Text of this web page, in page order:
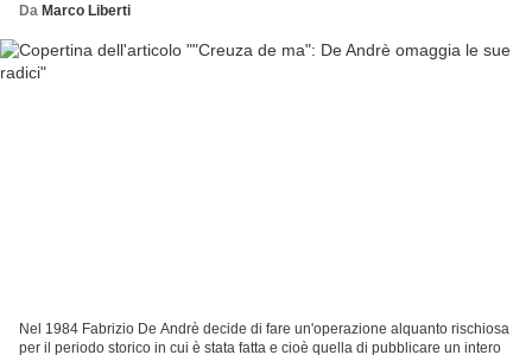
Da Marco Liberti
Nel 1984 Fabrizio De Andrè decide di fare un'operazione alquanto rischiosa
per il periodo storico in cui è stata fatta e cioè quella di pubblicare un intero